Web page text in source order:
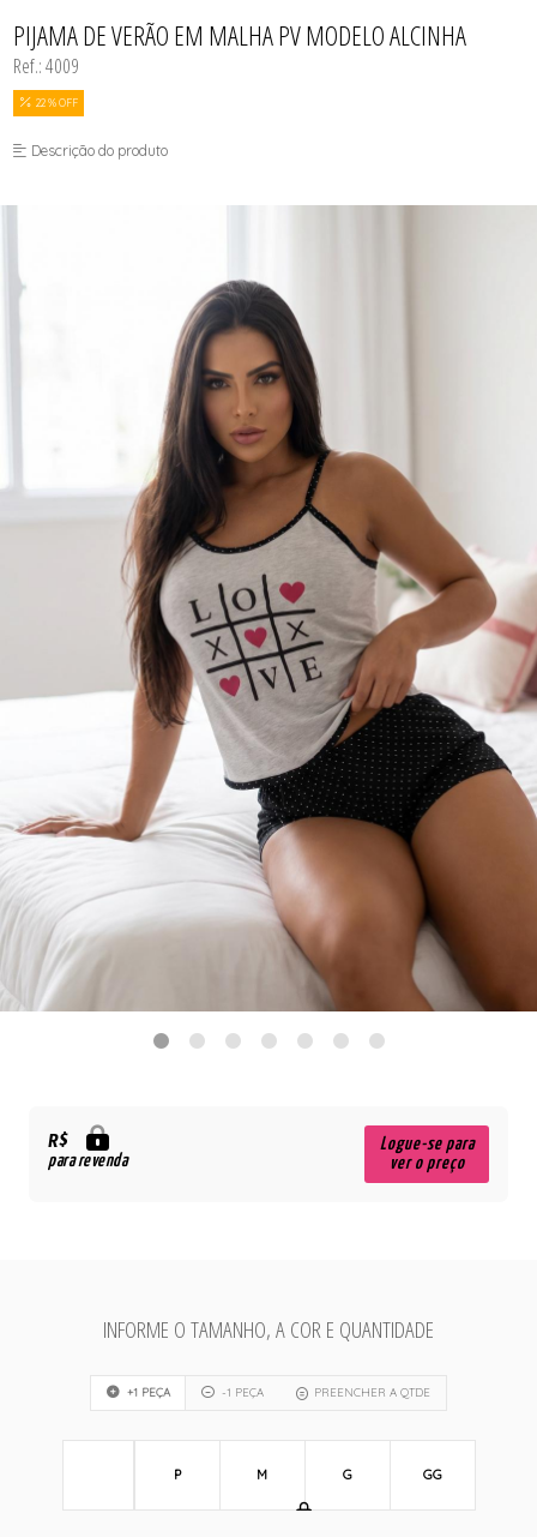
SEX SHOP
CALCINHAS
CAMISOLAS E ROBES
MODA FITNESS
PIJAMAS
PIJAMA DE VERÃO EM MALHA PV MODELO ALCINHA
Ref.: 4009
22 % OFF
Descrição do produto
R$
para revenda
Logue-se para
ver o preço
INFORME O TAMANHO, A COR E QUANTIDADE
+1 PEÇA -1 PEÇA PREENCHER A QTDE
P M G GG